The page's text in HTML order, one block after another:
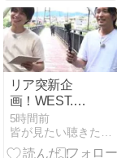
リア突新企
画！WEST.が
挑む“変リ
ア”の全貌
5時間前
皆が見たい聴きたいエンタメぜーんぶまとめサイト